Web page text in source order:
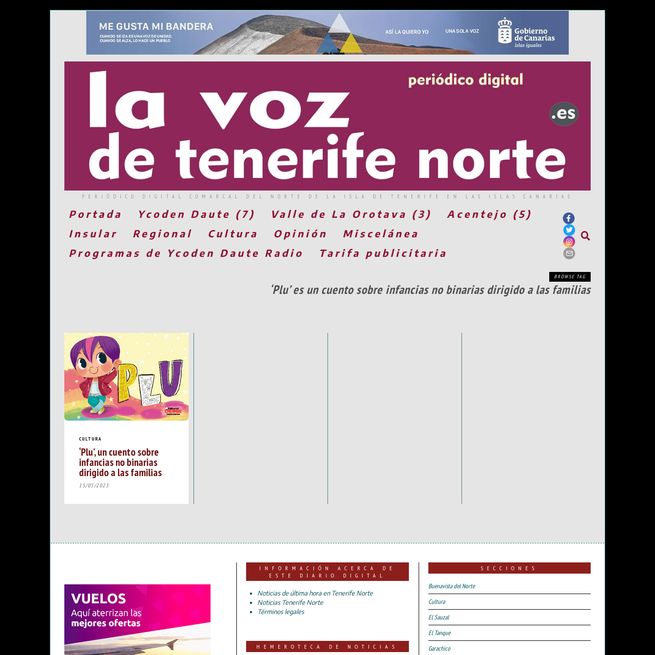
PERIÓDICO DIGITAL COMARCAL DEL NORTE DE LA ISLA DE TENERIFE EN LAS ISLAS CANARIAS
Portada Ycoden Daute (7) Valle de La Orotava (3)
Acentejo (5)
Insular
Regional Cultura Opinión
Miscelánea
Programas de Ycoden Daute Radio
Tarifa publicitaria
BROWSE TAG
‘Plu’ es un cuento sobre infancias no binarias dirigido a las familias
CULTURA
‘Plu’, un cuento sobre
infancias no binarias
dirigido a las familias
15/05/2023
INFORMACIÓN ACERCA DE
ESTE DIARIO DIGITAL
Noticias de última hora en Tenerife Norte
Noticias Tenerife Norte
Términos legales
HEMEROTECA DE NOTICIAS
SECCIONES
Buenavista del Norte
Cultura
El Sauzal
El Tanque
Garachico